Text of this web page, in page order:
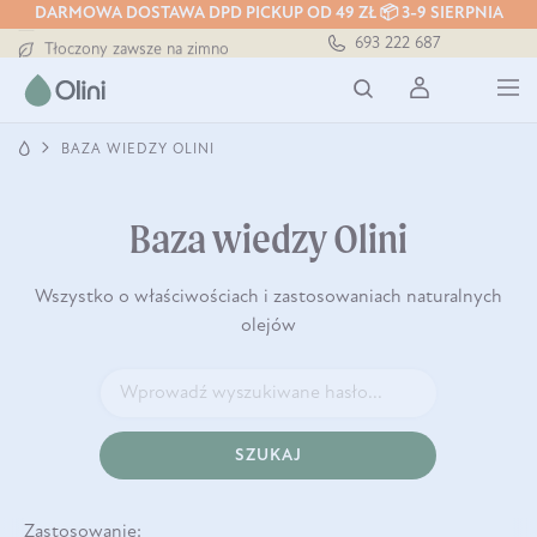
DARMOWA DOSTAWA DPD PICKUP OD 49 ZŁ 📦 3-9 SIERPNIA
Darmowa dostawa od 199 zł
Tłoczony zawsze na zimno
Darmowa dostawa od 199 zł
693 222 687
BAZA WIEDZY OLINI
Baza wiedzy Olini
Wszystko o właściwościach i zastosowaniach naturalnych
olejów
SZUKAJ
Zastosowanie: